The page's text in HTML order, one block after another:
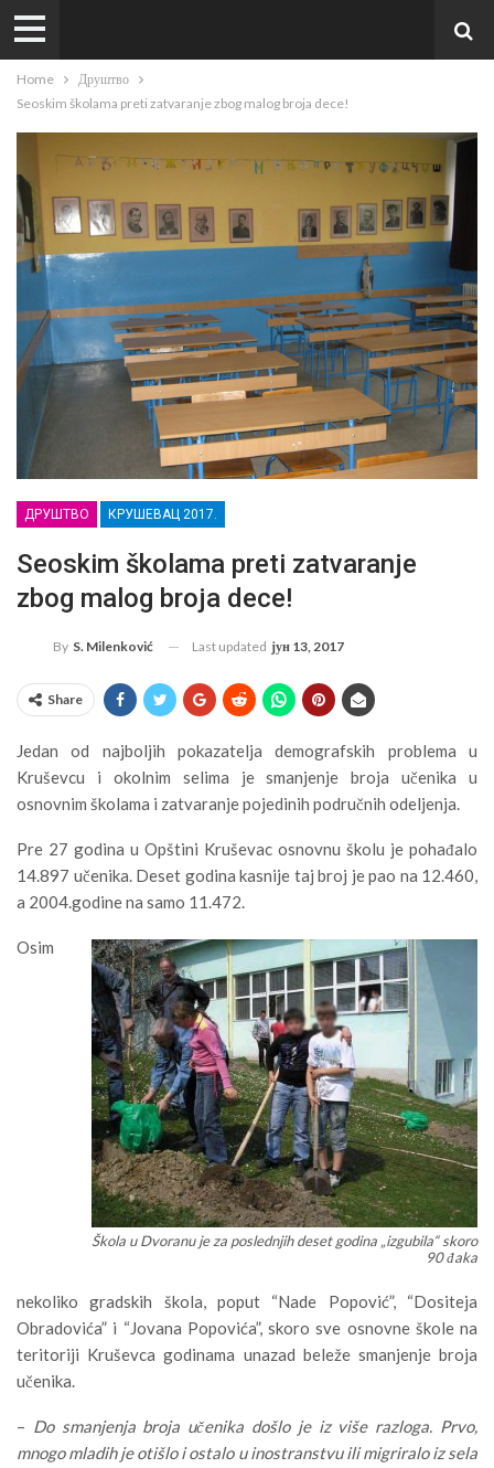
Home
Друштво
Seoskim školama preti zatvaranje zbog malog broja dece!
ДРУШТВО КРУШЕВАЦ 2017.
Seoskim školama preti zatvaranje
zbog malog broja dece!
By S. Milenković Last updated јун 13, 2017
Share
Jedan od najboljih pokazatelja demografskih problema u
Kruševcu i okolnim selima je smanjenje broja učenika u
osnovnim školama i zatvaranje pojedinih područnih odeljenja.
Pre 27 godina u Opštini Kruševac osnovnu školu je pohađalo
14.897 učenika. Deset godina kasnije taj broj je pao na 12.460,
a 2004.godine na samo 11.472.
Škola u Dvoranu je za poslednjih deset godina „izgubila“ skoro
90 đaka
Osim
nekoliko gradskih škola, poput “Nade Popović”, “Dositeja
Obradovića” i “Jovana Popovića”, skoro sve osnovne škole na
teritoriji Kruševca godinama unazad beleže smanjenje broja
učenika.
– Do smanjenja broja učenika došlo je iz više razloga. Prvo,
mnogo mladih je otišlo i ostalo u inostranstvu ili migriralo iz sela